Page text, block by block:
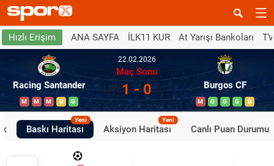
Hızlı Erişim ANA SAYFA İLK11 KUR At Yarışı Bankoları
Racing Santander
M M M B G
22.02.2026
Maç Sonu
1 - 0 Burgos CF
M G G G B
Baskı Haritası
Yeni
Aksiyon Haritası
Yeni
Canlı Puan Durumu